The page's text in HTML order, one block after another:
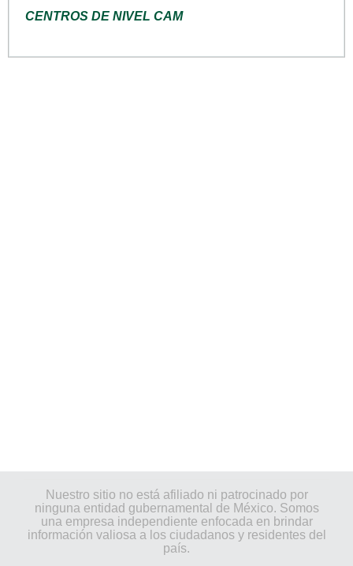
CENTROS DE NIVEL CAM
Nuestro sitio no está afiliado ni patrocinado por
ninguna entidad gubernamental de México. Somos
una empresa independiente enfocada en brindar
información valiosa a los ciudadanos y residentes del
país.